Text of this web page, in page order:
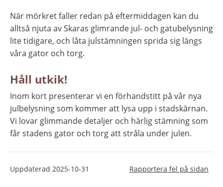
När mörkret faller redan på eftermiddagen kan du
alltså njuta av Skaras glimrande jul- och gatubelysning
lite tidigare, och låta julstämningen sprida sig längs
våra gator och torg.
Håll utkik!
Inom kort presenterar vi en förhandstitt på vår nya
julbelysning som kommer att lysa upp i stadskärnan.
Vi lovar glimmande detaljer och härlig stämning som
får stadens gator och torg att stråla under julen.
Uppdaterad 2025-10-31 Rapportera fel på sidan